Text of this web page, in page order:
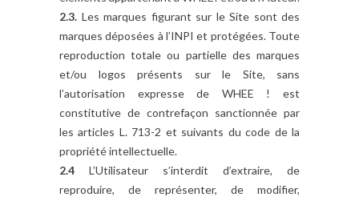
2.3. Les marques figurant sur le Site sont des
marques déposées à l’INPI et protégées. Toute
reproduction totale ou partielle des marques
et/ou logos présents sur le Site, sans
l’autorisation expresse de WHEE ! est
constitutive de contrefaçon sanctionnée par
les articles L. 713-2 et suivants du code de la
propriété intellectuelle.
2.4 L’Utilisateur s’interdit d’extraire, de
reproduire, de représenter, de modifier,